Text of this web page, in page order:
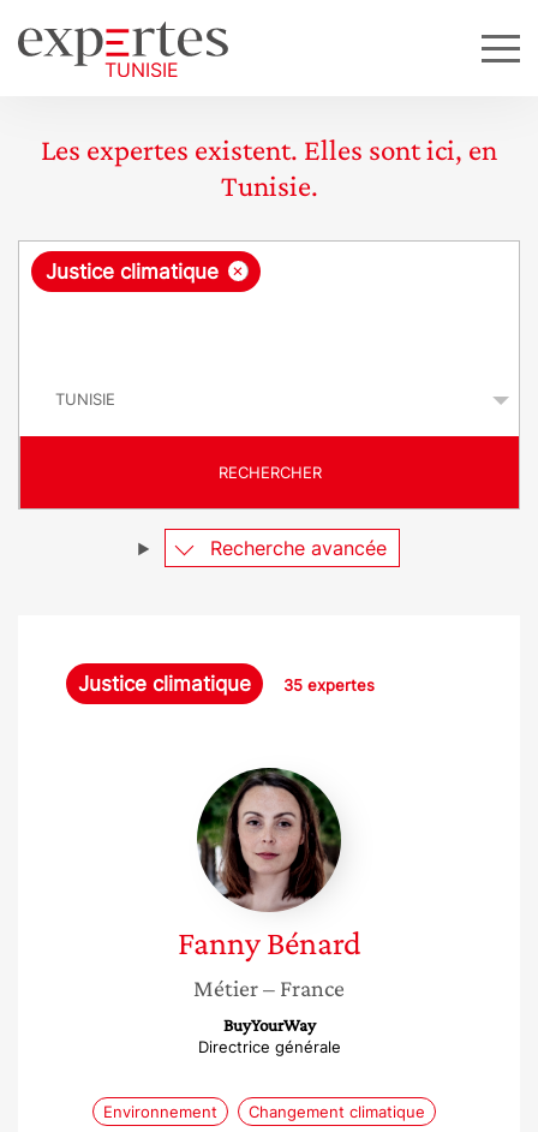
Les expertes existent. Elles sont ici, en
Tunisie.
R
ê
e
×
Justice climatique
RECHERCHER
Recherche avancée
Justice climatique 35 expertes
Fanny
Bénard
Fanny Bénard
Métier– France
BuyYourWay
Directrice générale
Environnement Changement climatique